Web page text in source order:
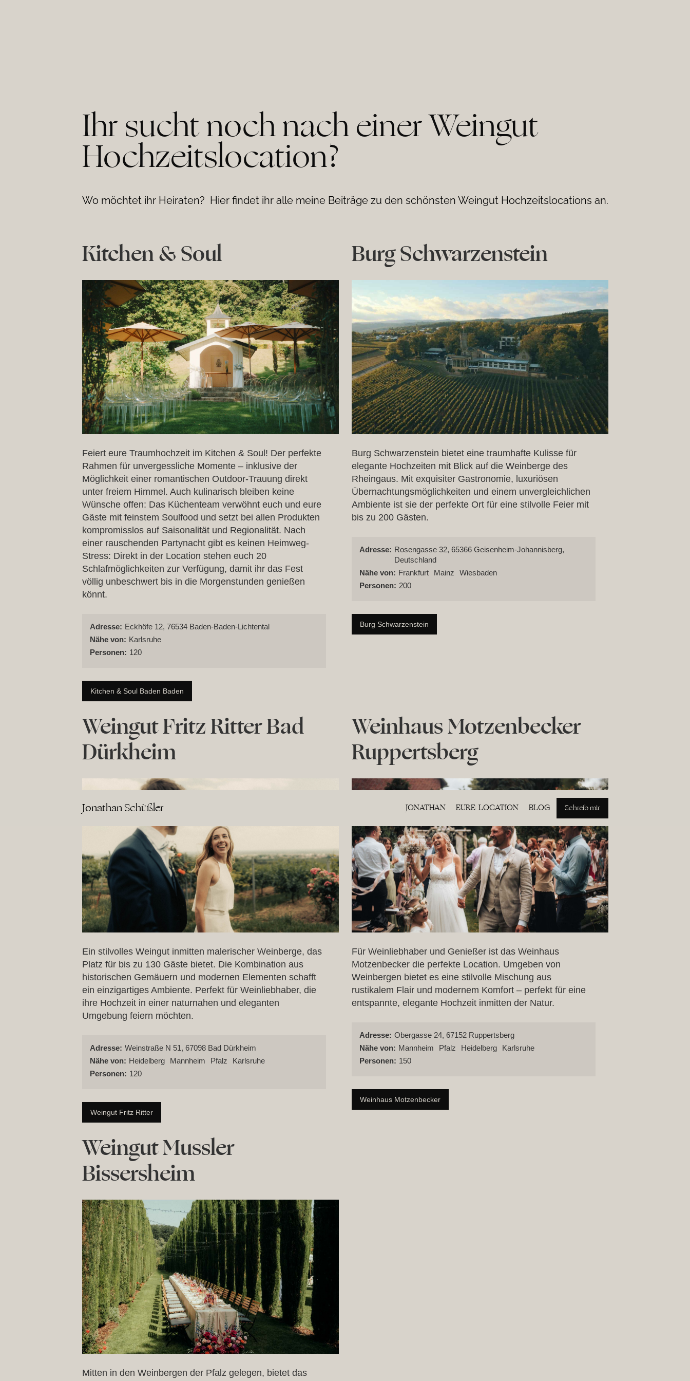
Jonathan Schüßler JONATHAN EURE LOCATION BLOG Schreib mir
Ihr sucht noch nach einer Weingut
Hochzeitslocation?
Wo möchtet ihr Heiraten? Hier findet ihr alle meine Beiträge zu den schönsten Weingut Hochzeitslocations an.
Kitchen & Soul
Feiert eure Traumhochzeit im Kitchen & Soul! Der perfekte
Rahmen für unvergessliche Momente – inklusive der
Möglichkeit einer romantischen Outdoor-Trauung direkt
unter freiem Himmel. Auch kulinarisch bleiben keine
Wünsche offen: Das Küchenteam verwöhnt euch und eure
Gäste mit feinstem Soulfood und setzt bei allen Produkten
kompromisslos auf Saisonalität und Regionalität. Nach
einer rauschenden Partynacht gibt es keinen Heimweg-
Stress: Direkt in der Location stehen euch 20
Schlafmöglichkeiten zur Verfügung, damit ihr das Fest
völlig unbeschwert bis in die Morgenstunden genießen
könnt.
Adresse: Eckhöfe 12, 76534 Baden-Baden-Lichtental
Nähe von: Karlsruhe
Personen: 120
Kitchen & Soul Baden Baden
Burg Schwarzenstein
Burg Schwarzenstein bietet eine traumhafte Kulisse für
elegante Hochzeiten mit Blick auf die Weinberge des
Rheingaus. Mit exquisiter Gastronomie, luxuriösen
Übernachtungsmöglichkeiten und einem unvergleichlichen
Ambiente ist sie der perfekte Ort für eine stilvolle Feier mit
bis zu 200 Gästen.
Adresse: Rosengasse 32, 65366 Geisenheim-Johannisberg,
Deutschland
Nähe von: Frankfurt Mainz
Wiesbaden
Personen: 200
Burg Schwarzenstein
Weingut Fritz Ritter Bad
Dürkheim
Ein stilvolles Weingut inmitten malerischer Weinberge, das
Platz für bis zu 130 Gäste bietet. Die Kombination aus
historischen Gemäuern und modernen Elementen schafft
ein einzigartiges Ambiente. Perfekt für Weinliebhaber, die
ihre Hochzeit in einer naturnahen und eleganten
Umgebung feiern möchten.
Adresse: Weinstraße N 51, 67098 Bad Dürkheim
Nähe von: Heidelberg Mannheim Pfalz
Karlsruhe
Personen: 120
Weingut Fritz Ritter
Weinhaus Motzenbecker
Ruppertsberg
Für Weinliebhaber und Genießer ist das Weinhaus
Motzenbecker die perfekte Location. Umgeben von
Weinbergen bietet es eine stilvolle Mischung aus
rustikalem Flair und modernem Komfort – perfekt für eine
entspannte, elegante Hochzeit inmitten der Natur.
Adresse: Obergasse 24, 67152 Ruppertsberg
Nähe von: Mannheim Pfalz Heidelberg
Karlsruhe
Personen: 150
Weinhaus Motzenbecker
Weingut Mussler
Bissersheim
Mitten in den Weinbergen der Pfalz gelegen, bietet das